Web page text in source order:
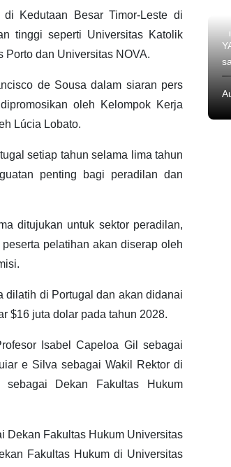
Kedutaan Besar Timor-Leste di
tinggi seperti Universitas Katolik
Porto dan Universitas NOVA.
de Sousa dalam siaran pers
oleh Kelompok Kerja
Lúcia Lobato.
setiap tahun selama lima tahun
penting bagi peradilan dan
ditujukan untuk sektor peradilan,
pelatihan akan diserap oleh
dilatih di Portugal dan akan didanai
$16 juta dolar pada tahun 2028.
Isabel Capeloa Gil sebagai
e Silva sebagai Wakil Rektor di
sebagai Dekan Fakultas Hukum
Dekan Fakultas Hukum Universitas
Fakultas Hukum di Universitas